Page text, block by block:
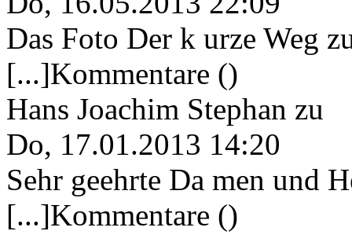
Das Foto Der k urze Weg
[...]Kommentare ()
Hans Joachim Stephan zu
Do, 17.01.2013 14:20
Sehr geehrte Da men und
[...]Kommentare ()